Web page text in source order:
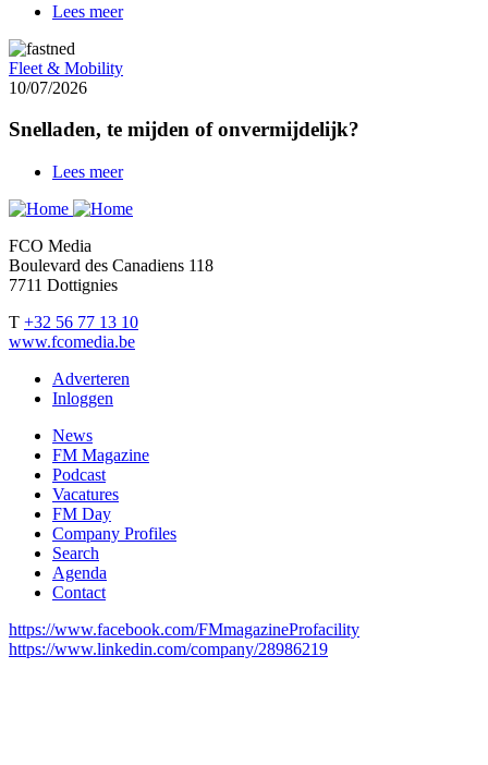
Lees meerover
Fleet & Mobility
10/07/2026
Snelladen, te mijden of onvermijdelijk?
Lees meerover
te
onvermijdelijk?
FCO Media
Boulevard des Canadiens 118
7711 Dottignies
T +32 56 77 13 10
www.fcomedia.be
User
account
menu
Adverteren
Inloggen
News
FM Magazine
Podcast
Vacatures
FM Day
Company Profiles
Search
Agenda
Contact
https://www.facebook.com/FMmagazineProfacility
https://www.linkedin.com/company/28986219